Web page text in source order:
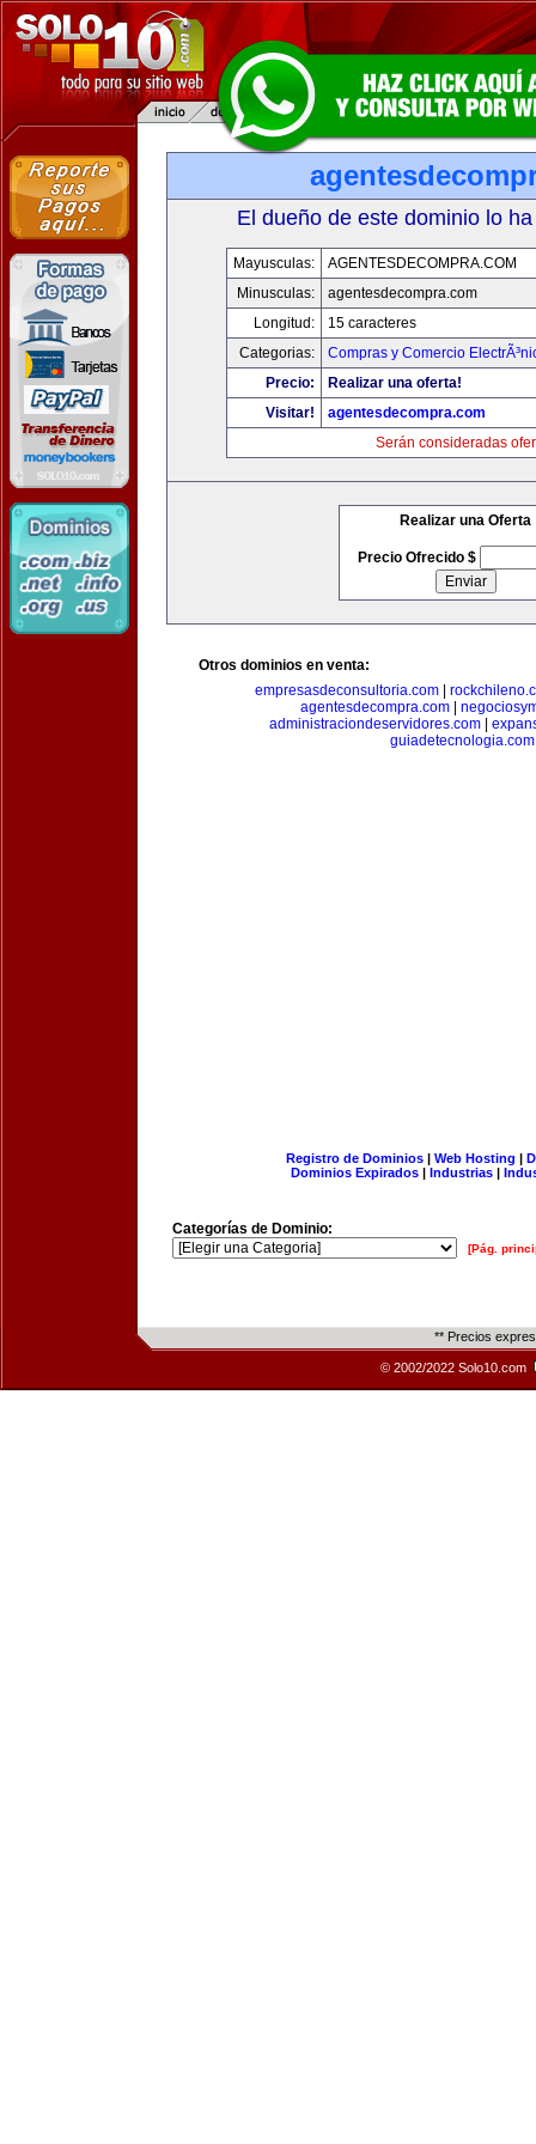
El dueño de este dominio lo
Mayusculas:
AGENTESDECOMPRA.COM
Minusculas:
agentesdecompra.com
Longitud:
15 caracteres
Categorias:
Compras y Comercio
Precio:
Realizar una oferta!
Visitar!
agentesdecompra.com
Serán consideradas
Realizar una Oferta
Precio Ofrecido $
Otros dominios en venta:
empresasdeconsultoria.com
agentesdecompra.com|
administraciondeservidores.com
guiadetecnologia.com
Registro de Dominios| Web Hosting |
Dominios Expirados | Industrias |
Categorías de Dominio:
[Pág.
** Precios
© 2002/2022 Solo10.com